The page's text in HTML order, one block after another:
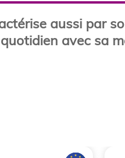
aussi par
avec sa